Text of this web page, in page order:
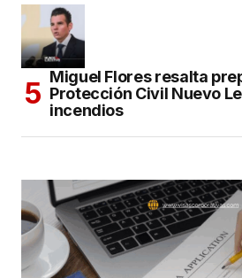
Miguel Flores resalta
Protección Civil Nuevo
incendios